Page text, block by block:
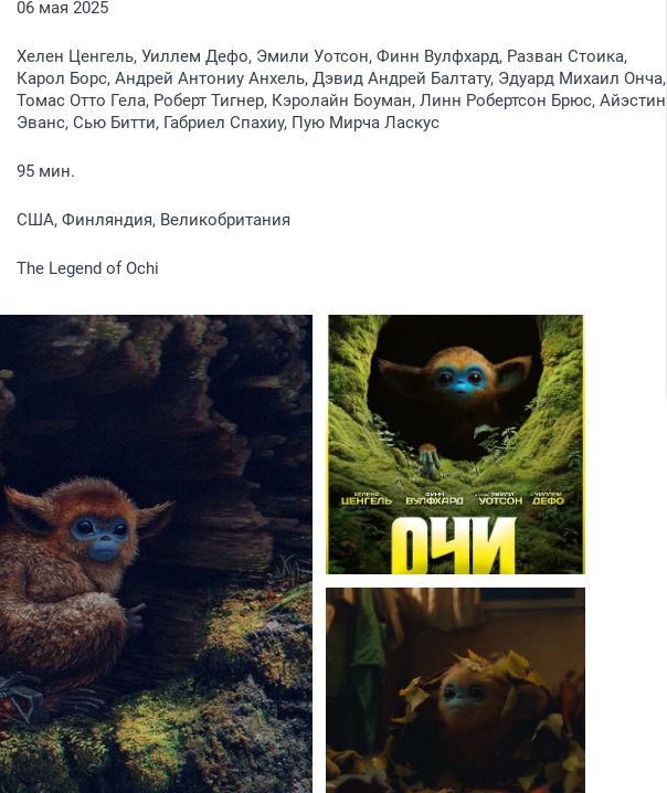
06 мая 2025
Хелен Ценгель, Уиллем Дефо, Эмили Уотсон, Финн Вулфхард, Разван Стоика,
Карол Борс, Андрей Антониу Анхель, Дэвид Андрей Балтату, Эдуард Михаил Онча,
Томас Отто Гела, Роберт Тигнер, Кэролайн Боуман, Линн Робертсон Брюс, Айэстин
Эванс, Сью Битти, Габриел Спахиу, Пую Мирча Ласкус
95 мин.
США, Финляндия, Великобритания
The Legend of Ochi